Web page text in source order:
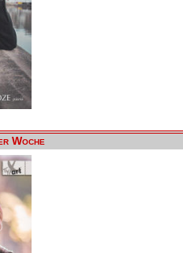
Woche